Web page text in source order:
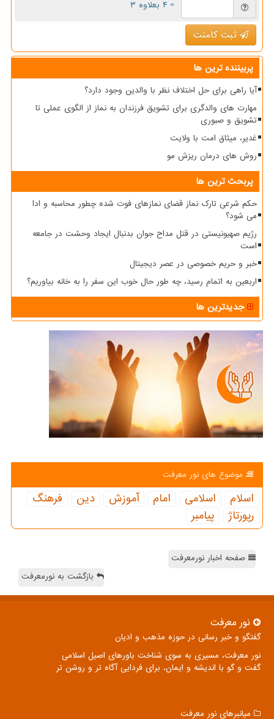
= ۴ بعلاوه ۳
ثبت کامنت
پربیننده ترین ها
آیا راهی برای حل اختلاف نظر با والدین وجود دارد؟
مهارت های والدگری برای تشویق فرزندان به نماز از الگوی عملی تا
تشویق و صبوری
غدیر، میثاق امت با ولایت
روش های درمان ریزش مو
پربحث ترین ها
حکم شرعی تارک نماز قضای نمازهای فوت شده چطور محاسبه و ادا
می شود؟
رژیم صهیونیستی در قتل مداح جوان بدنبال ایجاد وحشت در جامعه
است
خبر و حریم خصوصی در عصر دیجیتال
اربعین به اتمام رسید، چه طور حال خوب این سفر را به خانه بیاوریم؟
جدیدترین ها
موضوع های نور معرفت
اسلام اسلامی امام آموزش دین
فرهنگ
رپورتاژ
پیامبر
صفحه اخبار نورمعرفت
بازگشت به نورمعرفت
نور معرفت
گفتگو و خبر رسانی در حوزه مذهب و ادیان
نور معرفت، مسیری به سوی شناخت باورهای اصیل اسلامی
گفت و گو با اندیشه و ایمان، برای فردایی آگاه تر و روشن تر
میانبرهای نور معرفت